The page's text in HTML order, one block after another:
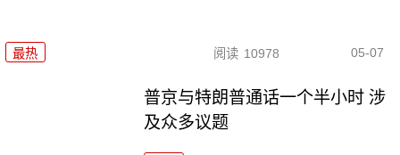
最热 阅读 10978 05-07
普京与特朗普通话一个半小时 涉
及众多议题